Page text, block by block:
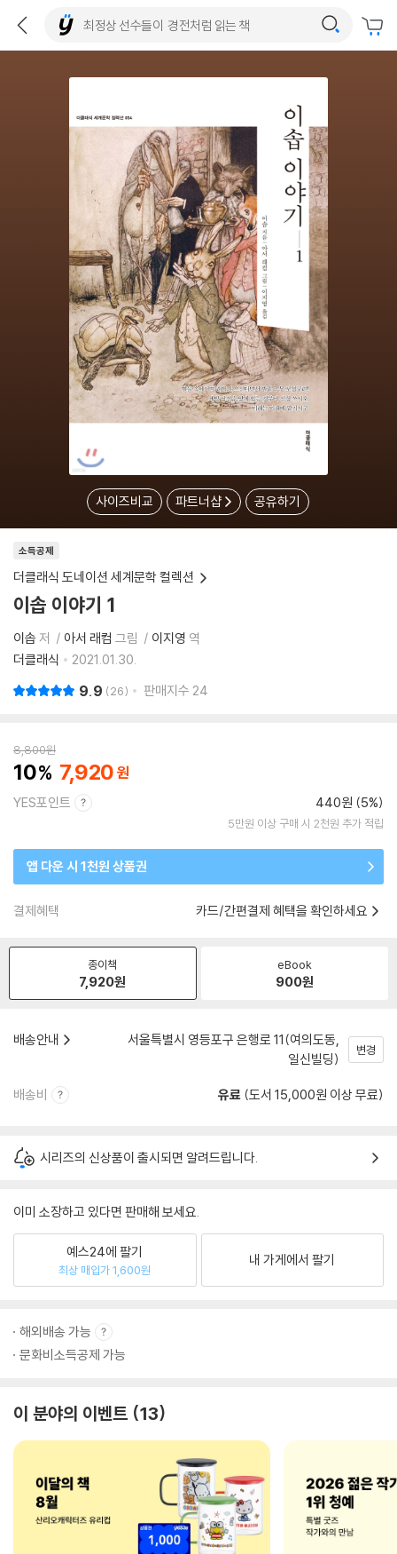
사이즈비교 파트너샵 공유하기
소득공제
더클래식 도네이션 세계문학 컬렉션
이솝 이야기 1
이솝 저 아서 래컴 그림 이지영 역
더클래식
2021.01.30.
9.9 26 판매지수 24
8,800원
10 7,920
YES포인트 440원 (5%)
5만원 이상 구매 시 2천원 추가 적립
앱 다운 시 1천원 상품권
결제혜택 카드/간편결제 혜택을 확인하세요
종이책
7,920원
eBook
900원
배송안내
서울특별시 영등포구 은행로 11(여의도동,
일신빌딩)
변경
배송비 유료 (도서 15,000원 이상 무료)
시리즈의 신상품이 출시되면 알려드립니다.
이미 소장하고 있다면 판매해 보세요.
예스24에 팔기
최상 매입가 1,600원
내 가게에서 팔기
해외배송 가능
문화비소득공제 가능
이 분야의 이벤트 13